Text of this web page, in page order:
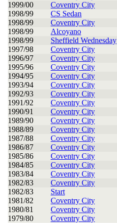
1999/00
Coventry City
1998/99
CS Sedan
1998/99
Coventry City
1998/99
Alcoyano
1998/99
Sheffield Wednesday
1997/98
Coventry City
1996/97
Coventry City
1995/96
Coventry City
1994/95
Coventry City
1993/94
Coventry City
1992/93
Coventry City
1991/92
Coventry City
1990/91
Coventry City
1989/90
Coventry City
1988/89
Coventry City
1987/88
Coventry City
1986/87
Coventry City
1985/86
Coventry City
1984/85
Coventry City
1983/84
Coventry City
1982/83
Coventry City
1982/83
Start
1981/82
Coventry City
1980/81
Coventry City
1979/80
Coventry City